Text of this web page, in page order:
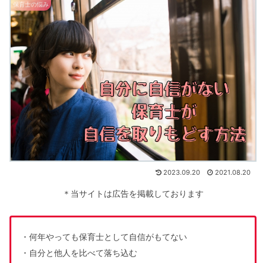
保育士の悩み
2023.09.20 2021.08.20
＊当サイトは広告を掲載しております
・何年やっても保育士として自信がもてない
・自分と他人を比べて落ち込む